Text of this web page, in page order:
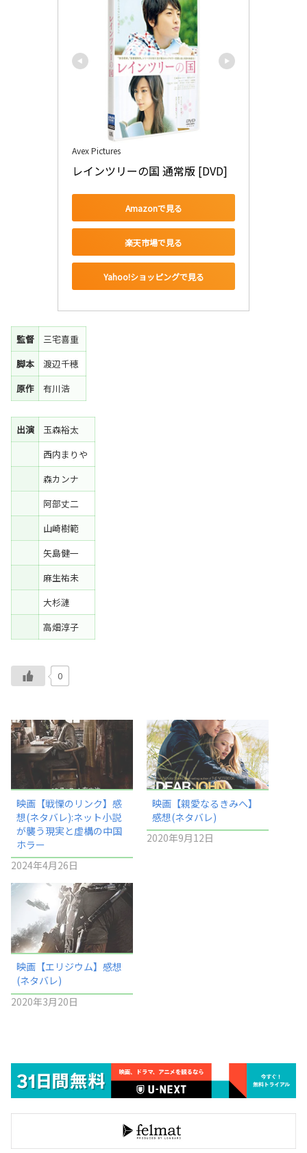
Avex Pictures
レインツリーの国 通常版 [DVD]
Amazonで見る
楽天市場で見る
Yahoo!ショッピングで見る
監督
三宅喜重
脚本
渡辺千穂
原作
有川浩
出演
玉森裕太
西内まりや
森カンナ
阿部丈二
山崎樹範
矢島健一
麻生祐未
大杉漣
高畑淳子
0
映画【戦慄のリンク】感
想(ネタバレ):ネット小説
が襲う現実と虚構の中国
ホラー
2024年4月26日
映画【親愛なるきみへ】
感想(ネタバレ)
2020年9月12日
映画【エリジウム】感想
(ネタバレ)
2020年3月20日